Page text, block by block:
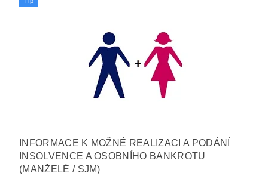
INFORMACE K MOŽNÉ REALIZACI A PODÁNÍ
INSOLVENCE A OSOBNÍHO BANKROTU
(MANŽELÉ / SJM)